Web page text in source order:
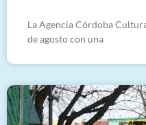
La Agencia Córdoba
de agosto con una